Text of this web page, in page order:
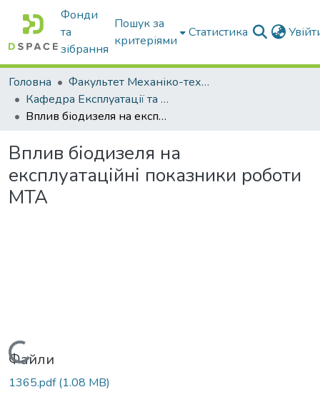
Фонди
та
зібрання
Пошук за
критеріями
Статистика
Головна
Факультет Механіко-технологічний
Кафедра Експлуатації та технічного сервісу машин
Вплив біодизеля на експлуатаційні показники роботи МТА
Вплив біодизеля на
експлуатаційні показники роботи
МТА
Вантажиться...
Файли
1365.pdf(1.08 MB)